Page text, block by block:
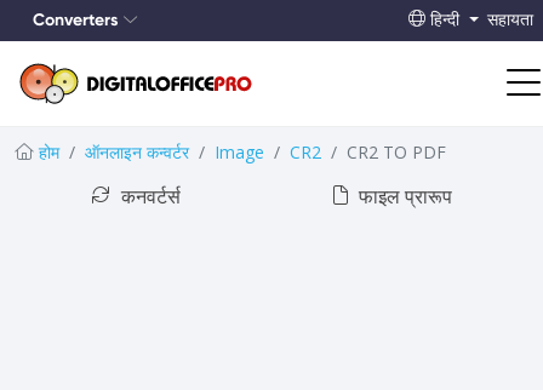
Converters हिन्दी सहायता
होम ऑनलाइन कन्वर्टर Image CR2
CR2 TO PDF
कनवर्टर्स
फाइल प्रारूप